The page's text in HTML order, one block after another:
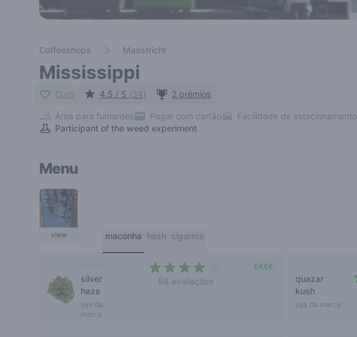
Coffeeshops Maastricht
Mississippi
Curti 4.5 / 5 (34) 2 prémios
Área para fumantes Pagar com cartão Facilidade de estacionamento
Participant of the weed experiment
Menu
view maconha hash cigarros
silver
haze
loja da
marca
88 avaliações
€€€€
quazar
kush
loja da marca